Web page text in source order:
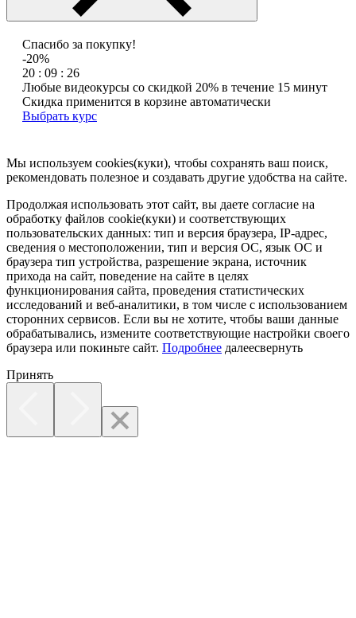
Спасибо за покупку!
-20%
20 : 09 : 26
Любые видеокурсы со скидкой 20% в течение 15 минут
Скидка применится в корзине автоматически
Выбрать курс
Мы используем cookies(куки), чтобы сохранять ваш поиск,
рекомендовать полезное и создавать другие удобства на сайте.
Продолжая использовать этот сайт, вы даете согласие на
обработку файлов cookie(куки) и соответствующих
пользовательских данных: тип и версия браузера, IP-адрес,
сведения о местоположении, тип и версия ОС, язык ОС и
браузера тип устройства, разрешение экрана, источник
прихода на сайт, поведение на сайте в целях
функционирования сайта, проведения статистических
исследований и веб-аналитики, в том числе с использованием
сторонних сервисов. Если вы не хотите, чтобы ваши данные
обрабатывались, измените соответствующие настройки своего
браузера или покиньте сайт. Подробнее далеесвернуть
Принять